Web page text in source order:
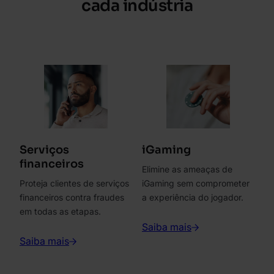
cada indústria
Serviços
financeiros
Proteja clientes de serviços
financeiros contra fraudes
em todas as etapas.
Saiba mais
iGaming
Elimine as ameaças de
iGaming sem comprometer
a experiência do jogador.
Saiba mais